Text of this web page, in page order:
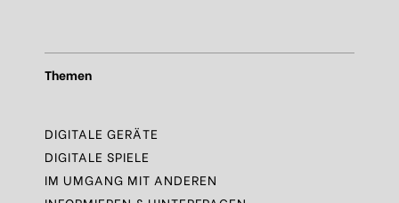
Themen
DIGITALE GERÄTE
DIGITALE SPIELE
IM UMGANG MIT ANDEREN